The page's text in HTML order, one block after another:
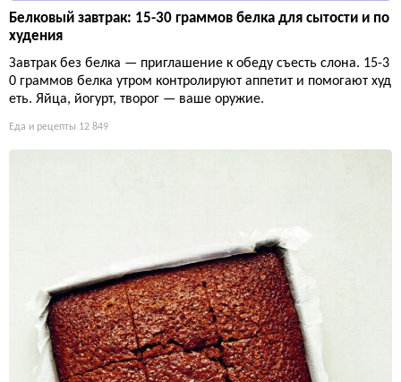
Белковый завтрак: 15-30 граммов белка для сытости и по
худения
Завтрак без белка — приглашение к обеду съесть слона. 15-3
0 граммов белка утром контролируют аппетит и помогают худ
еть. Яйца, йогурт, творог — ваше оружие.
Еда и рецепты 12 849